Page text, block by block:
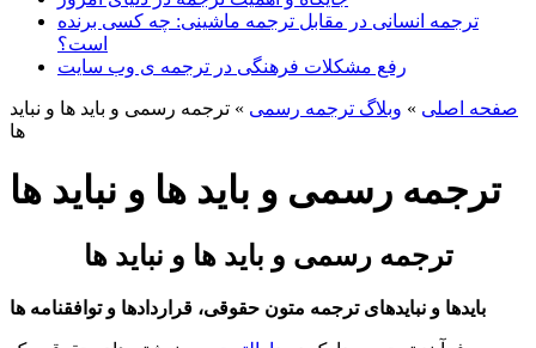
ترجمه انسانی در مقابل ترجمه ماشینی: چه کسی برنده
است؟
رفع مشکلات فرهنگی در ترجمه ی وب سایت
صفحه اصلی » وبلاگ ترجمه رسمی » ترجمه رسمی و باید ها و نباید
ها
ترجمه رسمی و باید ها و نباید ها
ترجمه رسمی و باید ها و نباید ها
بایدها و نبایدهای ترجمه متون حقوقی، قراردادها و توافق‏نامه‏ ها